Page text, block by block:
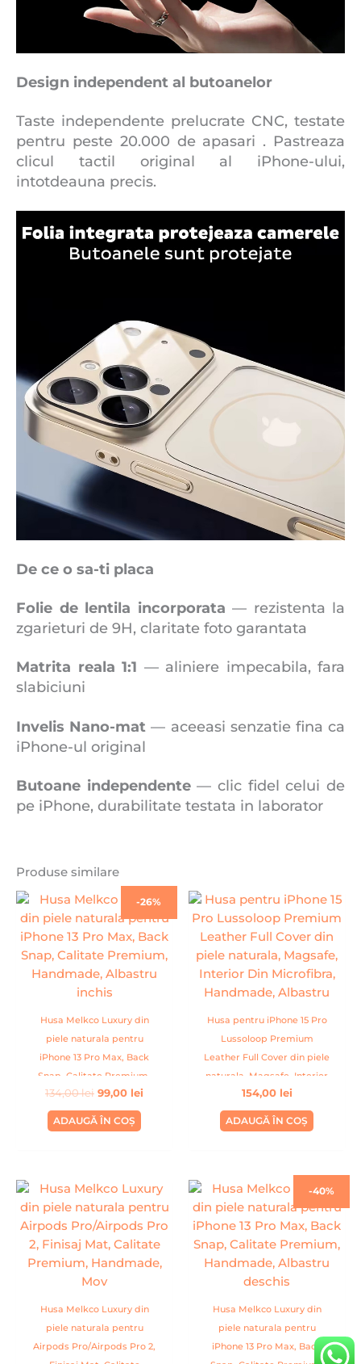
Design independent al butoanelor
Taste independente prelucrate CNC, testate
pentru peste 20.000 de apasari . Pastreaza
clicul tactil original al iPhone-ului,
intotdeauna precis.
De ce o sa-ti placa
Folie de lentila incorporata — rezistenta la
zgarieturi de 9H, claritate foto garantata
Matrita reala 1:1 — aliniere impecabila, fara
slabiciuni
Invelis Nano-mat — aceeasi senzatie fina ca
iPhone-ul original
Butoane independente— clic fidel celui de
pe iPhone, durabilitate testata in laborator
Produse similare
-26%
Husa Melkco Luxury din
piele naturala pentru
iPhone 13 Pro Max, Back
Snap, Calitate Premium,
Handmade, Albastru inchis
134,00lei
Prețul
a
fost:
134,00 lei.
99,00 lei
Prețul
curent
este:
99,00 lei.
ADAUGĂ ÎN COȘ
Husa pentru iPhone 15 Pro
Lussoloop Premium
Leather Full Cover din piele
naturala, Magsafe, Interior
Din Microfibra, Handmade,
Albastru
154,00 lei
ADAUGĂ ÎN COȘ
Husa Melkco Luxury din
piele naturala pentru
Airpods Pro/Airpods Pro 2,
-40%
Husa Melkco Luxury din
piele naturala pentru
iPhone 13 Pro Max, Back
Prețul
a
fost:
134,00 lei.
Prețul
curent
este:
79,99 lei.